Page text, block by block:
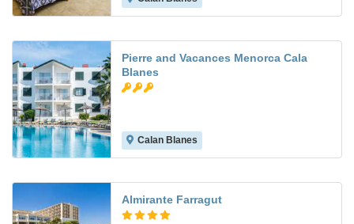
Pierre and Vacances Menorca Cala
Blanes
Calan Blanes
Almirante Farragut